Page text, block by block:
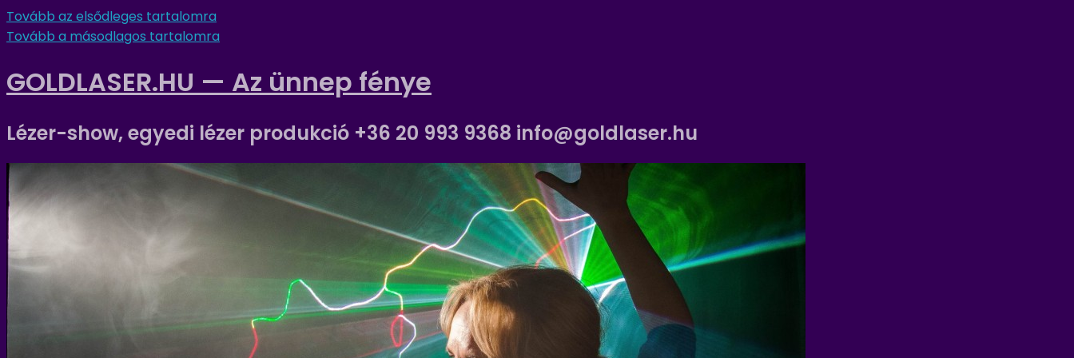
Tovább az elsődleges tartalomra
Tovább a másodlagos tartalomra
GOLDLASER.HU — Az ünnep fénye
Lézer-show, egyedi lézer produkció +36 20 993 9368 info@goldlaser.hu